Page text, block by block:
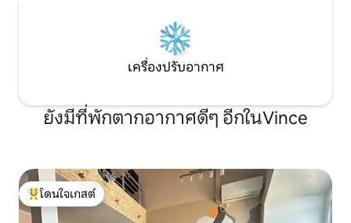
เครื่องปรับอากาศ
ยังมีที่พักตากอากาศดีๆ อีกในVince
โดนใจเกสต์ที่สุด
โดนใจเกสต์